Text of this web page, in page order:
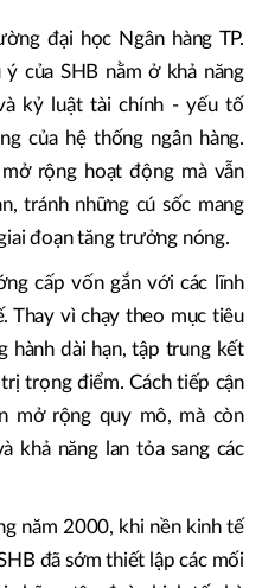
theo chân nhiều chu kỳ
giai đoạn công nghiệp hóa,
và chuyển đổi mô hình
đại học Ngân hàng TP.
của SHB nằm ở khả năng
của hệ thống ngân hàng.
rộng hoạt động mà vẫn
tránh những cú sốc mang
đoạn tăng trưởng nóng.
cấp vốn gắn với các lĩnh
vì chạy theo mục tiêu
trọng điểm. Cách tiếp cận
mở rộng quy mô, mà còn